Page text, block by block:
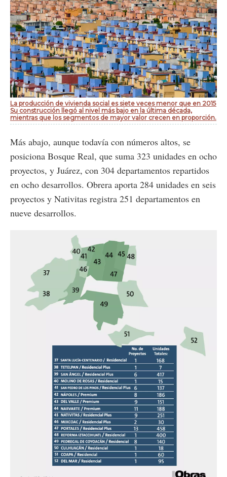
La producción de vivienda social es siete veces menor que en 2015
Su construcción llegó al nivel más bajo en la última década,
mientras que los segmentos de mayor valor crecen en proporción.
Más abajo, aunque todavía con números altos, se
posiciona Bosque Real, que suma 323 unidades en ocho
proyectos, y Juárez, con 304 departamentos repartidos
en ocho desarrollos. Obrera aporta 284 unidades en seis
proyectos y Nativitas registra 251 departamentos en
nueve desarrollos.